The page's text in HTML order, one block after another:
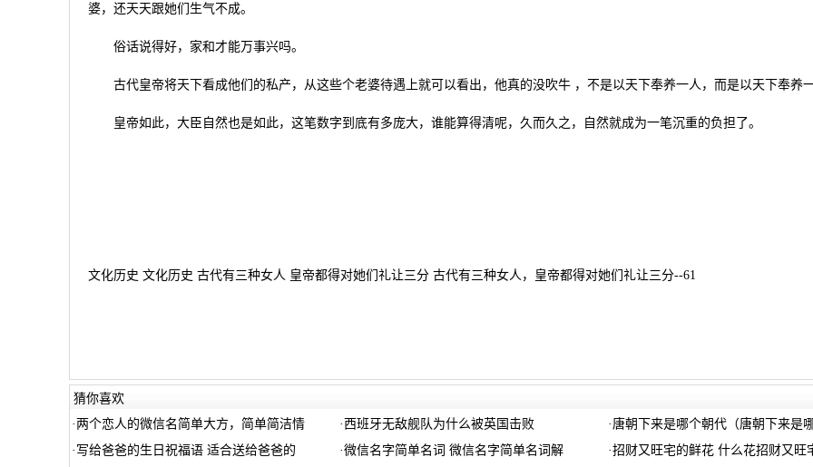
婆，还天天跟她们生气不成。
俗话说得好，家和才能万事兴吗。
古代皇帝将天下看成他们的私产，从这些个老婆待遇上就可以看出，他真的没吹牛 ，不是以天下奉养一人，而是以天下奉养一
皇帝如此，大臣自然也是如此，这笔数字到底有多庞大，谁能算得清呢，久而久之，自然就成为一笔沉重的负担了。
文化历史 文化历史 古代有三种女人 皇帝都得对她们礼让三分 古代有三种女人，皇帝都得对她们礼让三分--61
猜你喜欢
· 两个恋人的微信名简单大方，简单简洁情 · 西班牙无敌舰队为什么被英国击败 · 唐朝下来是哪个朝代（唐朝下来是
· 写给爸爸的生日祝福语 适合送给爸爸的 ·微信名字简单名词 微信名字简单名词解 ·招财又旺宅的鲜花 什么花招财又旺